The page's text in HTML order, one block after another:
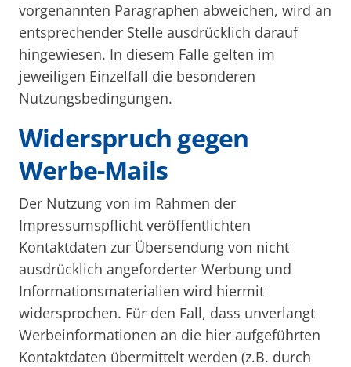
vorgenannten Paragraphen abweichen, wird an
entsprechender Stelle ausdrücklich darauf
hingewiesen. In diesem Falle gelten im
jeweiligen Einzelfall die besonderen
Nutzungsbedingungen.
Widerspruch gegen
Werbe-Mails
Der Nutzung von im Rahmen der
Impressumspflicht veröffentlichten
Kontaktdaten zur Übersendung von nicht
ausdrücklich angeforderter Werbung und
Informationsmaterialien wird hiermit
widersprochen. Für den Fall, dass unverlangt
Werbeinformationen an die hier aufgeführten
Kontaktdaten übermittelt werden (z.B. durch